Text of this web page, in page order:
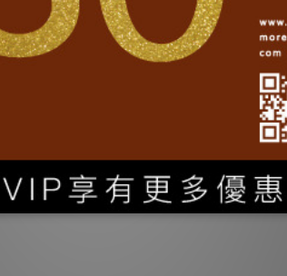
商品描述